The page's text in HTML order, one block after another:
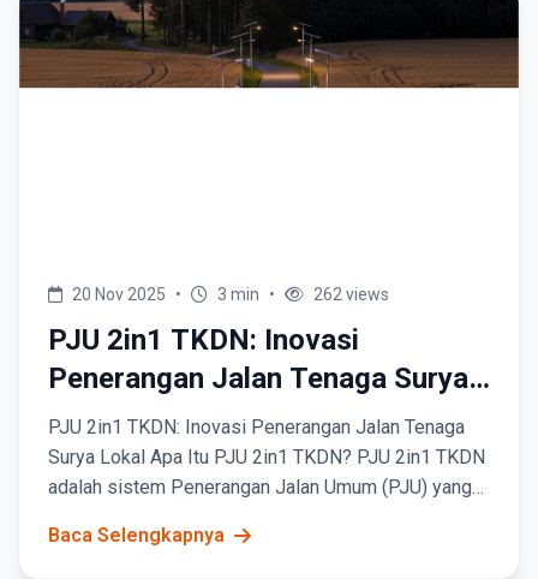
20 Nov 2025 • 3 min • 262 views
PJU 2in1 TKDN: Inovasi
Penerangan Jalan Tenaga Surya
Lokal
PJU 2in1 TKDN: Inovasi Penerangan Jalan Tenaga
Surya Lokal Apa Itu PJU 2in1 TKDN? PJU 2in1 TKDN
adalah sistem Penerangan Jalan Umum (PJU) yang
energi...
Baca Selengkapnya